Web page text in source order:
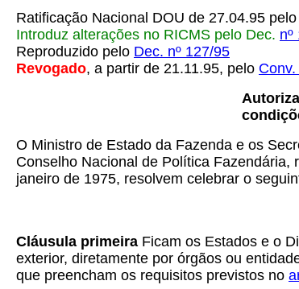
Ratificação Nacional DOU de 27.04.95
Introduz alterações no RICMS pelo Dec. nº
Reproduzido pelo Dec. nº 127/95
Revogado, a partir de 21.11.95, pelo
O Ministro de Estado da Fazenda e os
Conselho Nacional de Política
janeiro de 1975, resolvem celebrar o
Cláusula primeira Ficam os Estados e o
exterior, diretamente por órgãos ou
que preencham os requisitos previstos no